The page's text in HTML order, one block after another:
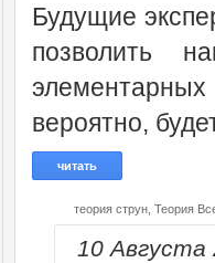
Будущие
позволить
элементарных
вероятно,
читать
теория струн, Теория
10